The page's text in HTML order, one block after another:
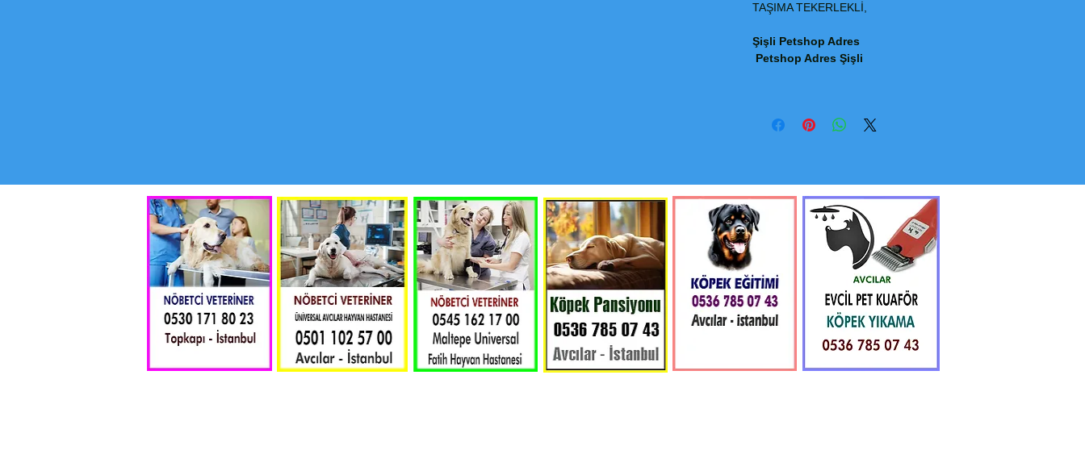
TAŞIMA TEKERLEKLİ,
Şişli Petshop Adres
Petshop Adres Şişli